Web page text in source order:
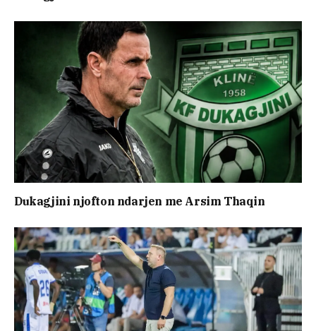
Dukagjini njofton ndarjen me Arsim Thaqin